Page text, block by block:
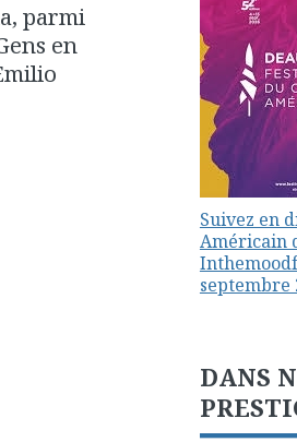
parmi
en
Suivez en
Américain
septembre
DANS